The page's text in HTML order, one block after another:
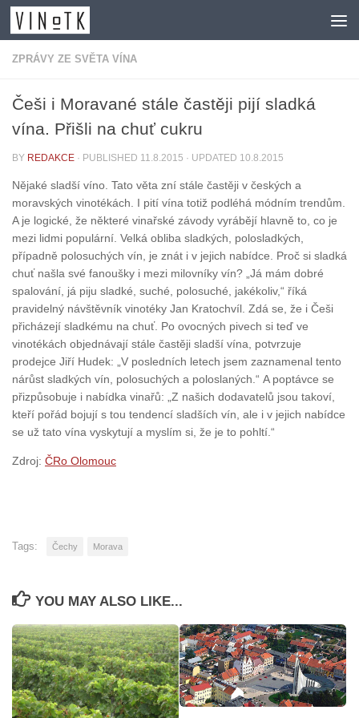
Skip to content
ZPRÁVY ZE SVĚTA VÍNA
Češi i Moravané stále častěji pijí sladká
vína. Přišli na chuť cukru
BY REDAKCE · PUBLISHED 11.8.2015 · UPDATED 10.8.2015
Nějaké sladší víno. Tato věta zní stále častěji v českých a
moravských vinotékách. I pití vína totiž podléhá módním trendům.
A je logické, že některé vinařské závody vyrábějí hlavně to, co je
mezi lidmi populární. Velká obliba sladkých, polosladkých,
případně polosuchých vín, je znát i v jejich nabídce. Proč si sladká
chuť našla své fanoušky i mezi milovníky vín? „Já mám dobré
spalování, já piju sladké, suché, polosuché, jakékoliv,“ říká
pravidelný návštěvník vinotéky Jan Kratochvíl. Zdá se, že i Češi
přicházejí sladkému na chuť. Po ovocných pivech si teď ve
vinotékách objednávají stále častěji sladší vína, potvrzuje
prodejce Jiří Hudek: „V posledních letech jsem zaznamenal tento
nárůst sladkých vín, polosuchých a poloslaných.“ A poptávce se
přizpůsobuje i nabídka vinařů: „Z našich dodavatelů jsou takoví,
kteří pořád bojují s tou tendencí sladších vín, ale i v jejich nabídce
se už tato vína vyskytují a myslím si, že je to pohltí.“
Zdroj: ČRo Olomouc
Tags: Čechy Morava
YOU MAY ALSO LIKE...